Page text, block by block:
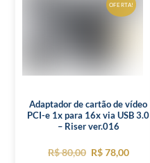
OFERTA!
Adaptador de cartão de vídeo
PCI-e 1x para 16x via USB 3.0
– Riser ver.016
R$80,00 O
R$78,00O